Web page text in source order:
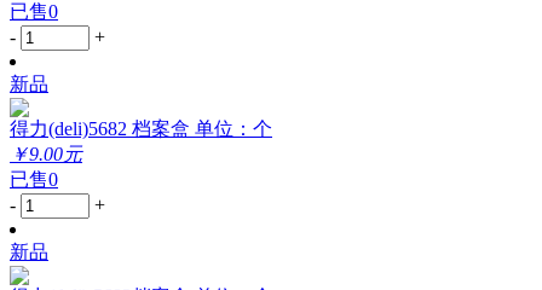
已售0
-
+
新品
得力(deli)5682 档案盒 单位：个
￥9.00元
已售0
-
+
新品